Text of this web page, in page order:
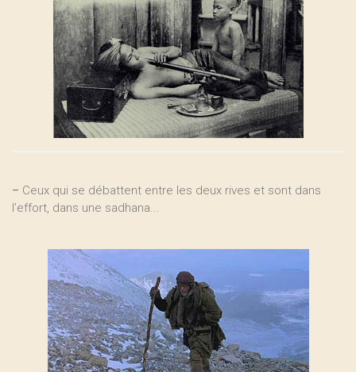
– Ceux qui se débattent entre les deux rives et sont dans
l’effort, dans une sadhana...